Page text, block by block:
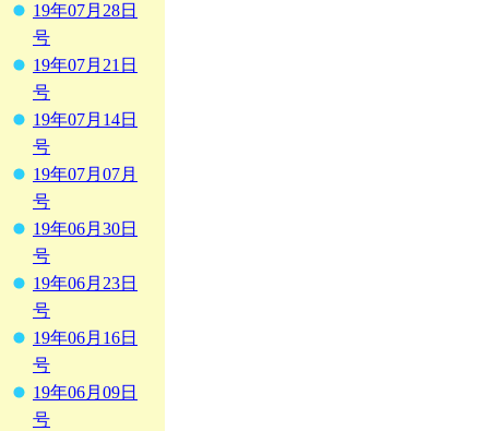
19年07月28日
号
19年07月21日
号
19年07月14日
号
19年07月07月
号
19年06月30日
号
19年06月23日
号
19年06月16日
号
19年06月09日
号